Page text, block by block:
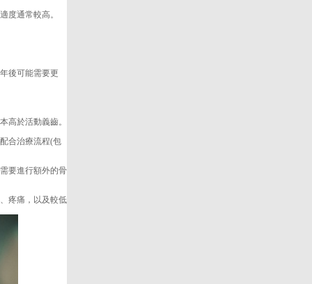
通常較高。
後可能需要更
於活動義齒。
合治療流程(包
要進行額外的骨
疼痛，以及較低